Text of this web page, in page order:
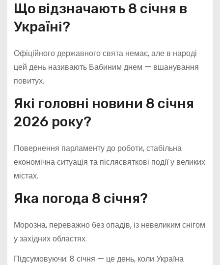
Що відзначають 8 січня в
Україні?
Офіційного державного свята немає, але в народі
цей день називають Бабиним днем — вшанування
повитух.
Які головні новини 8 січня
2026 року?
Повернення парламенту до роботи, стабільна
економічна ситуація та післясвяткові події у великих
містах.
Яка погода 8 січня?
Морозна, переважно без опадів, із невеликим снігом
у західних областях.
Підсумовуючи: 8 січня — це день, коли Україна